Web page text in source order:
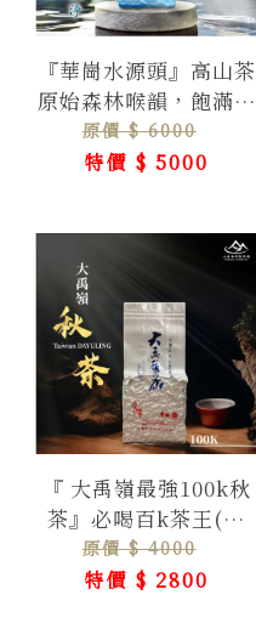
『華崗水源頭』高山茶
原始森林喉韻，飽滿葒
氣綿延不絕
原價 $ 6000
特價 $ 5000
『 大禹嶺最強100k秋
茶』必喝百k茶王(強
香)
原價 $ 4000
特價 $ 2800